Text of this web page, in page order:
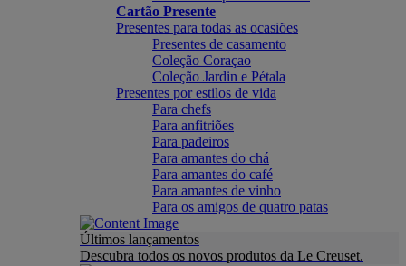
Cartão Presente
Presentes para todas as ocasiões
Presentes de casamento
Coleção Coraçao
Coleção Jardin e Pétala
Presentes por estilos de vida
Para chefs
Para anfitriões
Para padeiros
Para amantes do chá
Para amantes do café
Para amantes de vinho
Para os amigos de quatro patas
Últimos lançamentos
Descubra todos os novos produtos da Le Creuset.